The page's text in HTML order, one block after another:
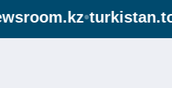
•